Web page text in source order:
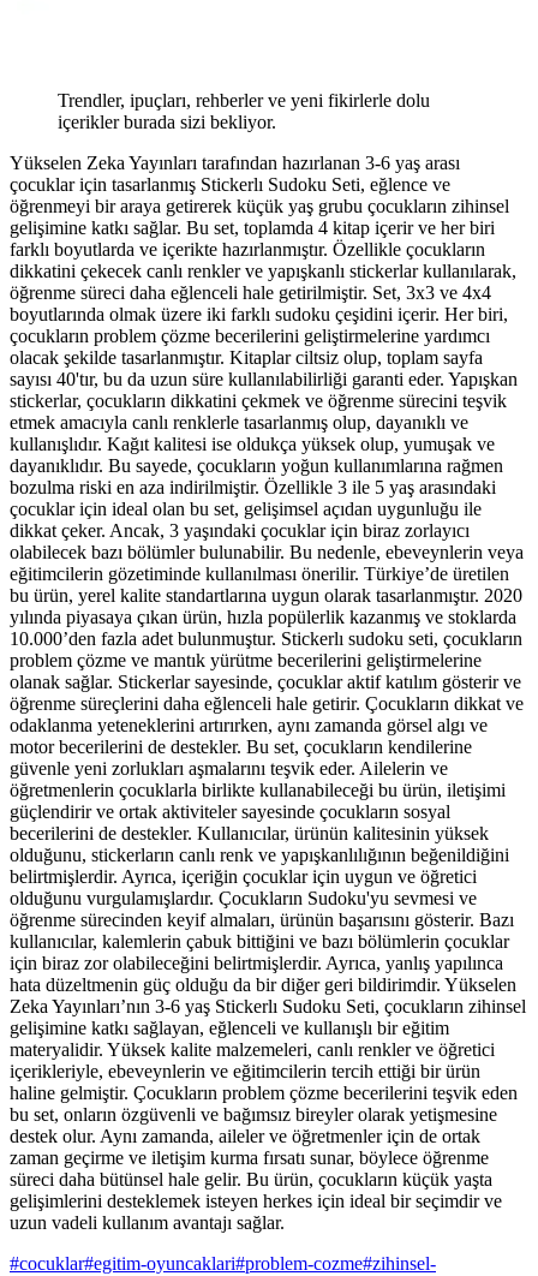
Trendler, ipuçları, rehberler ve yeni fikirlerle dolu
içerikler burada sizi bekliyor.
Yükselen Zeka Yayınları tarafından hazırlanan 3-6 yaş arası
çocuklar için tasarlanmış Stickerlı Sudoku Seti, eğlence ve
öğrenmeyi bir araya getirerek küçük yaş grubu çocukların zihinsel
gelişimine katkı sağlar. Bu set, toplamda 4 kitap içerir ve her biri
farklı boyutlarda ve içerikte hazırlanmıştır. Özellikle çocukların
dikkatini çekecek canlı renkler ve yapışkanlı stickerlar kullanılarak,
öğrenme süreci daha eğlenceli hale getirilmiştir. Set, 3x3 ve 4x4
boyutlarında olmak üzere iki farklı sudoku çeşidini içerir. Her biri,
çocukların problem çözme becerilerini geliştirmelerine yardımcı
olacak şekilde tasarlanmıştır. Kitaplar ciltsiz olup, toplam sayfa
sayısı 40'tır, bu da uzun süre kullanılabilirliği garanti eder. Yapışkan
stickerlar, çocukların dikkatini çekmek ve öğrenme sürecini teşvik
etmek amacıyla canlı renklerle tasarlanmış olup, dayanıklı ve
kullanışlıdır. Kağıt kalitesi ise oldukça yüksek olup, yumuşak ve
dayanıklıdır. Bu sayede, çocukların yoğun kullanımlarına rağmen
bozulma riski en aza indirilmiştir. Özellikle 3 ile 5 yaş arasındaki
çocuklar için ideal olan bu set, gelişimsel açıdan uygunluğu ile
dikkat çeker. Ancak, 3 yaşındaki çocuklar için biraz zorlayıcı
olabilecek bazı bölümler bulunabilir. Bu nedenle, ebeveynlerin veya
eğitimcilerin gözetiminde kullanılması önerilir. Türkiye’de üretilen
bu ürün, yerel kalite standartlarına uygun olarak tasarlanmıştır. 2020
yılında piyasaya çıkan ürün, hızla popülerlik kazanmış ve stoklarda
10.000’den fazla adet bulunmuştur. Stickerlı sudoku seti, çocukların
problem çözme ve mantık yürütme becerilerini geliştirmelerine
olanak sağlar. Stickerlar sayesinde, çocuklar aktif katılım gösterir ve
öğrenme süreçlerini daha eğlenceli hale getirir. Çocukların dikkat ve
odaklanma yeteneklerini artırırken, aynı zamanda görsel algı ve
motor becerilerini de destekler. Bu set, çocukların kendilerine
güvenle yeni zorlukları aşmalarını teşvik eder. Ailelerin ve
öğretmenlerin çocuklarla birlikte kullanabileceği bu ürün, iletişimi
güçlendirir ve ortak aktiviteler sayesinde çocukların sosyal
becerilerini de destekler. Kullanıcılar, ürünün kalitesinin yüksek
olduğunu, stickerların canlı renk ve yapışkanlılığının beğenildiğini
belirtmişlerdir. Ayrıca, içeriğin çocuklar için uygun ve öğretici
olduğunu vurgulamışlardır. Çocukların Sudoku'yu sevmesi ve
öğrenme sürecinden keyif almaları, ürünün başarısını gösterir. Bazı
kullanıcılar, kalemlerin çabuk bittiğini ve bazı bölümlerin çocuklar
için biraz zor olabileceğini belirtmişlerdir. Ayrıca, yanlış yapılınca
hata düzeltmenin güç olduğu da bir diğer geri bildirimdir. Yükselen
Zeka Yayınları’nın 3-6 yaş Stickerlı Sudoku Seti, çocukların zihinsel
gelişimine katkı sağlayan, eğlenceli ve kullanışlı bir eğitim
materyalidir. Yüksek kalite malzemeleri, canlı renkler ve öğretici
içerikleriyle, ebeveynlerin ve eğitimcilerin tercih ettiği bir ürün
haline gelmiştir. Çocukların problem çözme becerilerini teşvik eden
bu set, onların özgüvenli ve bağımsız bireyler olarak yetişmesine
destek olur. Aynı zamanda, aileler ve öğretmenler için de ortak
zaman geçirme ve iletişim kurma fırsatı sunar, böylece öğrenme
süreci daha bütünsel hale gelir. Bu ürün, çocukların küçük yaşta
gelişimlerini desteklemek isteyen herkes için ideal bir seçimdir ve
uzun vadeli kullanım avantajı sağlar.
#cocuklar#egitim-oyuncaklari#problem-cozme#zihinsel-